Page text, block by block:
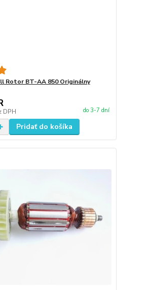
Rotor BT-AA 850 Originálny
DPH do 3-7 dní
Pridať do košíka